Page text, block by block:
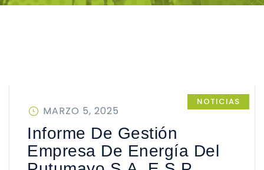
NOTICIAS
PUBLICADO
EN
MARZO 5, 2025
Informe De Gestión
Empresa De Energía Del